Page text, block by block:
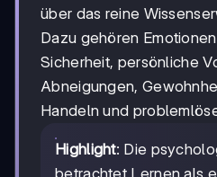
über das reine
Dazu gehören
Sicherheit, persönliche
Abneigungen,
Handeln und
Highlight: Die